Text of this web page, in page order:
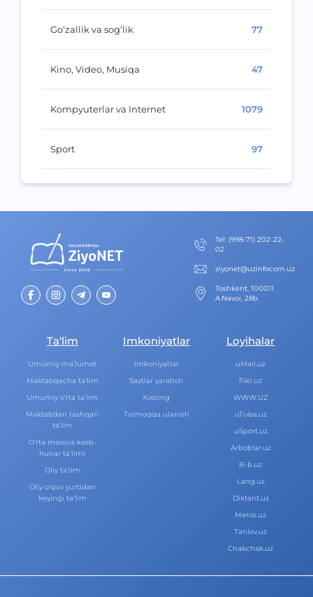
Go‘zallik va sog‘lik 77
Kino, Video, Musiqa 47
Kompyuterlar va Internet 1079
Sport 97
Теl: (998-71) 202-22-
02
ziyonet@uzinfocom.uz
Toshkent, 100011
A.Navoi, 28b
Ta‘lim
Umumiy ma‘lumot
Maktabgacha ta‘lim
Umumiy o‘rta ta‘lim
Maktabdan tashqari
ta‘lim
O‘rta maxsus kasb-
hunar ta‘limi
Oliy ta‘lim
Oliy o‘quv yurtidan
keyingi ta‘lim
Imkoniyatlar
Imkoniyatlar
Saytlar yaratish
Xosting
Tarmoqqa ulanish
Loyihalar
uMail.uz
Fikr.uz
WWW.UZ
uTube.uz
uSport.uz
Arboblar.uz
B-b.uz
Lang.uz
Diktant.uz
Meros.uz
Tanlov.uz
Chakchak.uz